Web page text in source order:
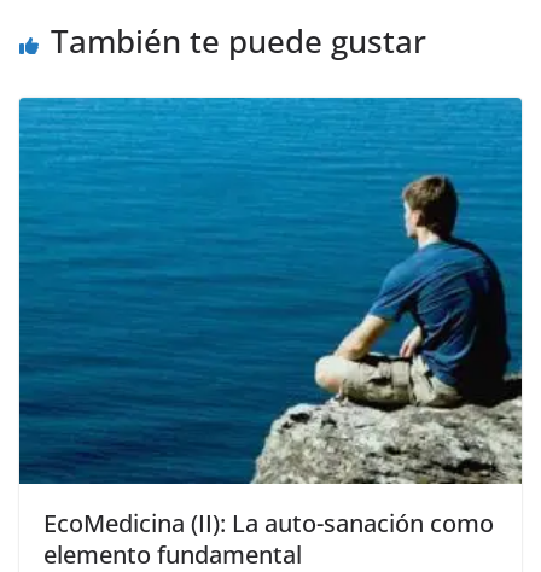
También te puede gustar
EcoMedicina (II): La auto-sanación como
elemento fundamental